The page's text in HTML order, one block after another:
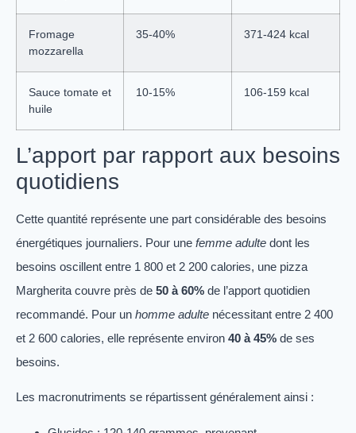
Fromage
mozzarella
35-40% 371-424 kcal
Sauce tomate et
huile
10-15% 106-159 kcal
L’apport par rapport aux besoins
quotidiens
Cette quantité représente une part considérable des besoins
énergétiques journaliers. Pour une femme adulte dont les
besoins oscillent entre 1 800 et 2 200 calories, une pizza
Margherita couvre près de 50 à 60% de l’apport quotidien
recommandé. Pour un homme adulte nécessitant entre 2 400
et 2 600 calories, elle représente environ 40 à 45% de ses
besoins.
Les macronutriments se répartissent généralement ainsi :